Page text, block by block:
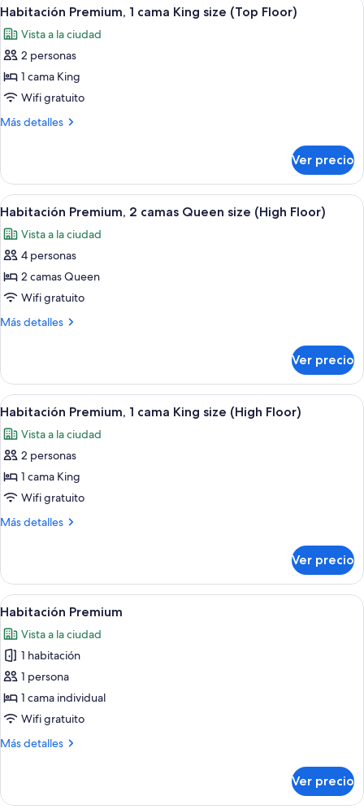
(Low
Floor)
camas
size
(Low
todas
las
fotos
de
Habitación
Premium,
King
size
(Top
Floor)
6
Habitación Premium, 1 cama King size (Top Floor)
Vista a la ciudad
2 personas
1 cama King
Wifi gratuito
Más detalles
Más
Premium,
cama
size
(Top
Ver precio
Abrir
todas
las
fotos
de
Habitación
Premium,
Queen
size
(High
Floor)
Habitación de hotel con dos camas,
6
Habitación Premium, 2 camas Queen size (High Floor)
Vista a la ciudad
4 personas
2 camas Queen
Wifi gratuito
Más detalles
Más
Premium,
camas
size
(High
Ver precio
Abrir
todas
las
fotos
de
Habitación
Premium,
King
size
(High
Floor)
Edredón, caja de seguridad en la
7
Habitación Premium, 1 cama King size (High Floor)
Vista a la ciudad
2 personas
1 cama King
Wifi gratuito
Más detalles
Más
Premium,
cama
size
(High
Floor)
Ver precio
Abrir
todas
las
fotos
de
Habitación
Premium
Habitación de hotel con cama,
8
Habitación Premium
Vista a la ciudad
1 habitación
1 persona
1 cama individual
Wifi gratuito
Más detalles
Más
Premium
Ver precio